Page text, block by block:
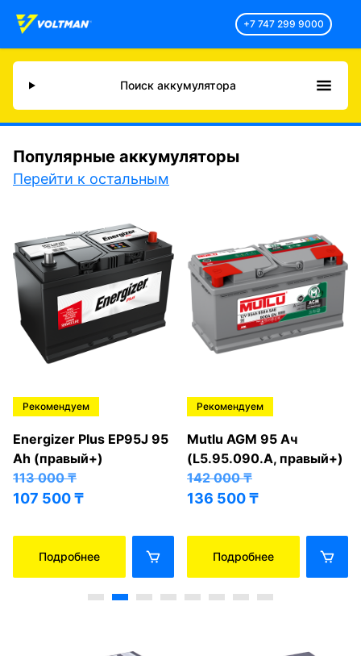
+7 747 299 9000
Поиск аккумулятора
Популярные аккумуляторы
Перейти к остальным
Рекомендуем
Energizer Plus EP95J 95
Ah (правый+)
113 000₸
107 500₸
Подробнее
Рекомендуем
Mutlu AGM 95 Ач
(L5.95.090.A, правый+)
142 000₸
136 500₸
Подробнее